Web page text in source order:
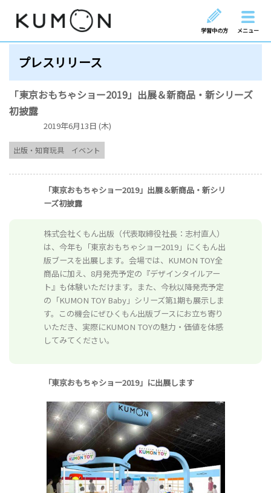
学習中の方 メニュー
プレスリリース
「東京おもちゃショー2019」出展＆新商品・新シリーズ
初披露
2019年6月13日 (木)
出版・知育玩具 イベント
「東京おもちゃショー2019」出展＆新商品・新シリ
ーズ初披露
株式会社くもん出版（代表取締役社長：志村直人）
は、今年も「東京おもちゃショー2019」にくもん出
版ブースを出展します。会場では、KUMON TOY全
商品に加え、8月発売予定の『デザインタイルアー
ト』も体験いただけます。また、今秋以降発売予定
の「KUMON TOY Baby」シリーズ第1期も展示しま
す。この機会にぜひくもん出版ブースにお立ち寄り
いただき、実際にKUMON TOYの魅力・価値を体感
してみてください。
「東京おもちゃショー2019」に出展します